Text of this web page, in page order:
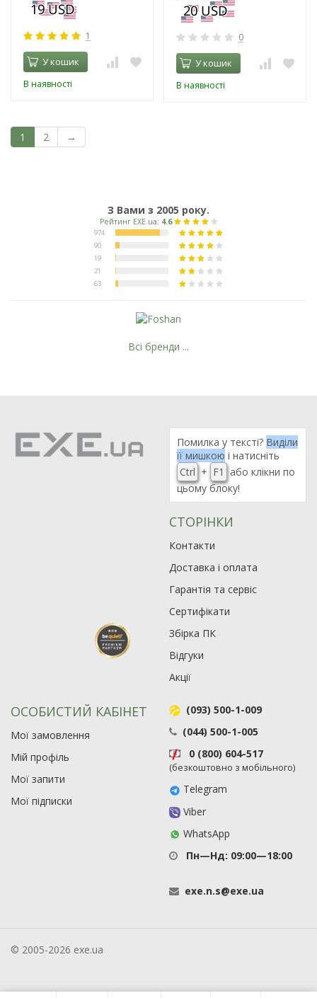
1
У кошик
В наявності
0
У кошик
В наявності
1 2 →
З Вами з 2005 року.
Всі бренди ...
Помилка у тексті? Виділи
її мишкою і натисніть
Ctrl + F1
або клікни по
цьому блоку!
СТОРІНКИ
Контакти
Доставка і оплата
Гарантія та сервіс
Сертифікати
Збірка ПК
Відгуки
Акції
ОСОБИСТИЙ КАБІНЕТ
Мої замовлення
Мій профіль
Мої запити
Мої підписки
(093) 500-1-009
(044) 500-1-005
0 (800) 604-517
(безкоштовно з мобільного)
Telegram
Viber
WhatsApp
Пн—Нд: 09:00—18:00
exe.n.s@exe.ua
© 2005-2026 exe.ua